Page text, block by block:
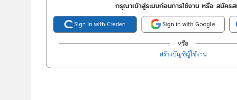
กรุณาเข้าสู่ระบบก่อนการใช้งาน หรือ สมัคร
Sign in with Creden Sign in with Google
หรือ
สร้างบัญชีผู้ใช้งาน